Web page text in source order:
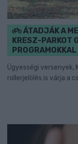
ÁTADJÁK A
KRESZ-PARKOT
Ügyességi versenyek,
rollerjelölés is várja a